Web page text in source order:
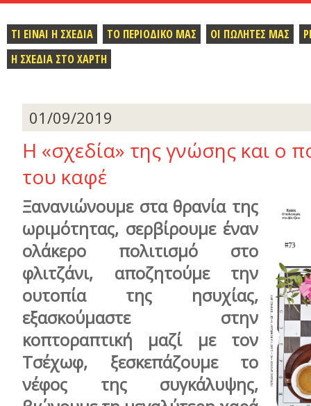
ΤΙ ΕΙΝΑΙ Η ΣΧΕΔΙΑ ΤΟ ΠΕΡΙΟΔΙΚΟ ΜΑΣ ΟΙ ΠΩΛΗΤΕΣ ΜΑΣ
Η ΣΧΕΔΙΑ ΣΤΟ ΧΑΡΤΗ
01/09/2019
Η «σχεδία» της γνώσης και ο
του καφέ
Ξανανιώνουμε στα θρανία της
ωριμότητας, σερβίρουμε έναν
ολάκερο πολιτισμό στο
φλιτζάνι, αποζητούμε την
ουτοπία της ησυχίας,
εξασκούμαστε στην
κοπτοραπτική μαζί με τον
Τσέχωφ, ξεσκεπάζουμε το
νέφος της συγκάλυψης,